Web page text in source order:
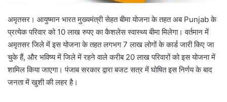
अमृतसर। आयुष्मान भारत मुख्यमंत्री सेहत बीमा योजना के तहत अब Punjab के
प्रत्येक परिवार को 10 लाख रुपए का कैशलेस स्वास्थ्य बीमा मिलेगा। वर्तमान में
अमृतसर जिले में इस योजना के तहत लगभग 7 लाख लोगों के कार्ड जारी किए जा
चुके हैं, और भविष्य में जिले में रहने वाले करीब 20 लाख परिवारों को इस योजना में
शामिल किया जाएगा। पंजाब सरकार द्वारा बजट सत्र में घोषित इस निर्णय के बाद
जनता में खुशी की लहर है।